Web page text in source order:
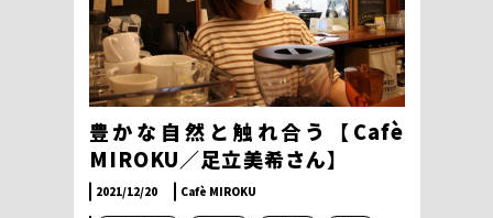
豊かな自然と触れ合う【Cafè
MIROKU／足立美希さん】
2021/12/20 Cafè MIROKU